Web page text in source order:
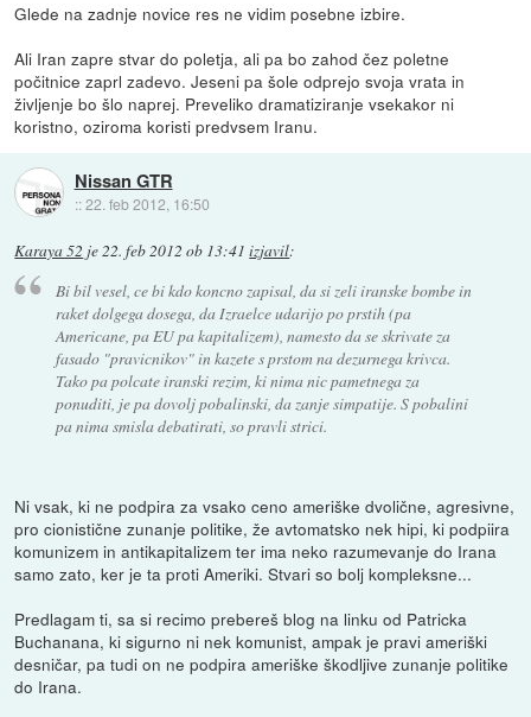
Glede na zadnje novice res ne vidim posebne izbire.
Ali Iran zapre stvar do poletja, ali pa bo zahod čez poletne
počitnice zaprl zadevo. Jeseni pa šole odprejo svoja vrata in
življenje bo šlo naprej. Preveliko dramatiziranje vsekakor ni
koristno, oziroma koristi predvsem Iranu.
Nissan GTR
::22. feb 2012, 16:50
Karaya 52 je22. feb 2012 ob 13:41 izjavil:
Bi bil vesel, ce bi kdo koncno zapisal, da si zeli iranske bombe in
raket dolgega dosega, da Izraelce udarijo po prstih (pa
Americane, pa EU pa kapitalizem), namesto da se skrivate za
fasado "pravicnikov" in kazete s prstom na dezurnega krivca.
Tako pa polcate iranski rezim, ki nima nic pametnega za
ponuditi, je pa dovolj pobalinski, da zanje simpatije. S pobalini
pa nima smisla debatirati, so pravli strici.
Ni vsak, ki ne podpira za vsako ceno ameriške dvolične, agresivne,
pro cionistične zunanje politike, že avtomatsko nek hipi, ki podpiira
komunizem in antikapitalizem ter ima neko razumevanje do Irana
samo zato, ker je ta proti Ameriki. Stvari so bolj kompleksne...
Predlagam ti, sa si recimo prebereš blog na linku od Patricka
Buchanana, ki sigurno ni nek komunist, ampak je pravi ameriški
desničar, pa tudi on ne podpira ameriške škodljive zunanje politike
do Irana.